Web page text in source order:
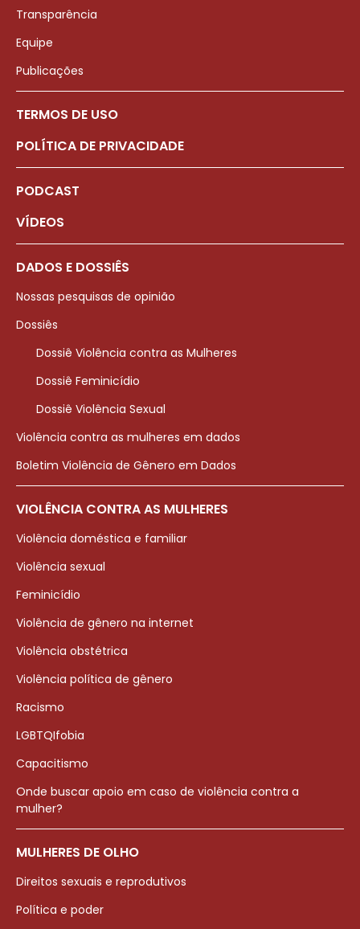
Transparência
Equipe
Publicações
TERMOS DE USO
POLÍTICA DE PRIVACIDADE
PODCAST
VÍDEOS
DADOS E DOSSIÊS
Nossas pesquisas de opinião
Dossiês
Dossiê Violência contra as Mulheres
Dossiê Feminicídio
Dossiê Violência Sexual
Violência contra as mulheres em dados
Boletim Violência de Gênero em Dados
VIOLÊNCIA CONTRA AS MULHERES
Violência doméstica e familiar
Violência sexual
Feminicídio
Violência de gênero na internet
Violência obstétrica
Violência política de gênero
Racismo
LGBTQIfobia
Capacitismo
Onde buscar apoio em caso de violência contra a
mulher?
MULHERES DE OLHO
Direitos sexuais e reprodutivos
Política e poder